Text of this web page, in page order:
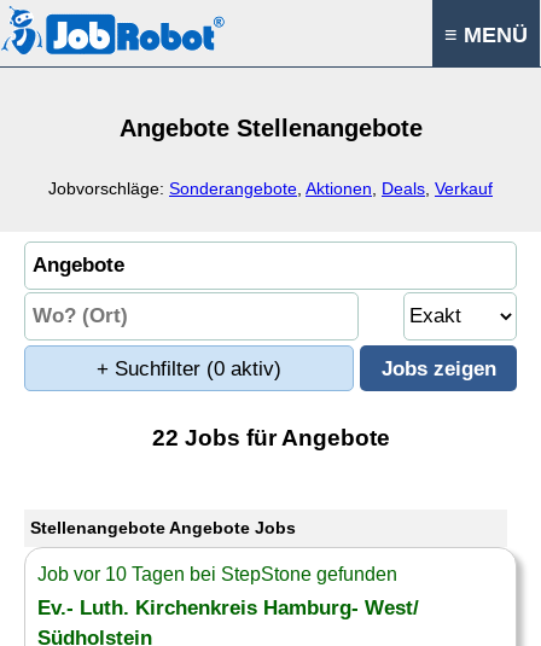
≡ MENÜ
Angebote Stellenangebote
Jobvorschläge: Sonderangebote Aktionen Deals Verkauf
+ Suchfilter (0 aktiv)
22 Jobs für Angebote
Stellenangebote Angebote Jobs
Job vor 10 Tagen bei StepStone gefunden
Ev.- Luth. Kirchenkreis Hamburg- West/
Südholstein